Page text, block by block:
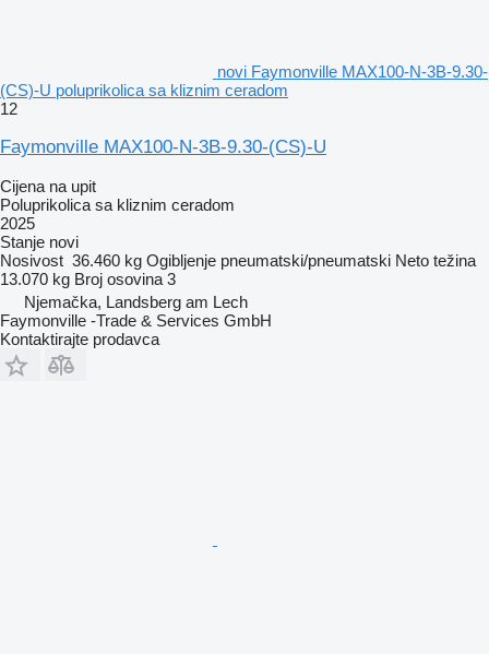
novi Faymonville MAX100-N-3B-9.30-
(CS)-U poluprikolica sa kliznim ceradom
12
Faymonville MAX100-N-3B-9.30-(CS)-U
Cijena na upit
Poluprikolica sa kliznim ceradom
2025
Stanje novi
Nosivost 36.460 kg Ogibljenje pneumatski/pneumatski Neto težina
13.070 kg Broj osovina 3
Njemačka, Landsberg am Lech
Faymonville -Trade & Services GmbH
Kontaktirajte prodavca